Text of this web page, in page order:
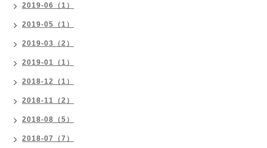
2019-06（1）
2019-05（1）
2019-03（2）
2019-01（1）
2018-12（1）
2018-11（2）
2018-08（5）
2018-07（7）